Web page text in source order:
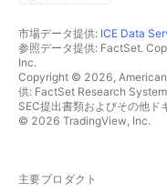
市場データ提供: ICE Data
参照データ提供: FactSet.
Inc.
Copyright © 2026, American
供: FactSet Research
SEC提出書類およびその他ド
© 2026 TradingView, Inc.
主要プロダクト